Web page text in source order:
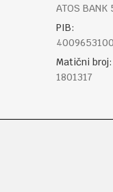
ATOS BANK
PIB:
Matični broj:
1801317